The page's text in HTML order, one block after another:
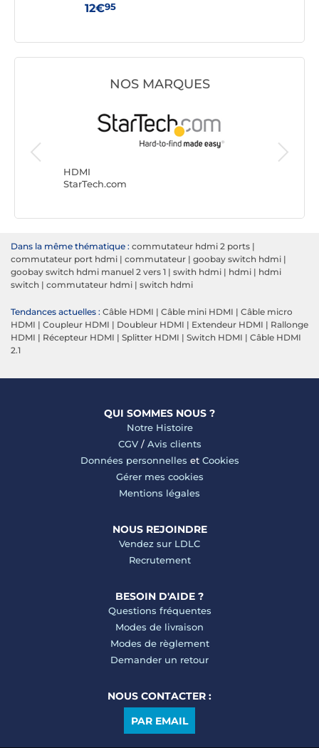
12€95
NOS MARQUES
HDMI
StarTech.com
HDMI
NEDIS
Dans la même thématique : commutateur hdmi 2 ports |
commutateur port hdmi | commutateur | goobay switch hdmi |
goobay switch hdmi manuel 2 vers 1 | swith hdmi | hdmi | hdmi
switch | commutateur hdmi | switch hdmi
Tendances actuelles : Câble HDMI | Câble mini HDMI | Câble micro
HDMI | Coupleur HDMI | Doubleur HDMI | Extendeur HDMI | Rallonge
HDMI | Récepteur HDMI | Splitter HDMI | Switch HDMI | Câble HDMI
2.1
QUI SOMMES NOUS ?
Notre Histoire
CGV/ Avis clients
Données personnelles et Cookies
Gérer mes cookies
Mentions légales
NOUS REJOINDRE
Vendez sur LDLC
Recrutement
BESOIN D'AIDE ?
Questions fréquentes
Modes de livraison
Modes de règlement
Demander un retour
NOUS CONTACTER :
PAR EMAIL